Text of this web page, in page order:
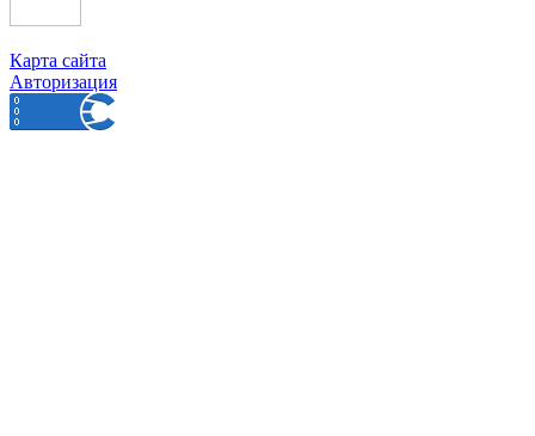
Карта сайта
Авторизация